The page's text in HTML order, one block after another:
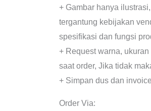
+ Gambar hanya
tergantung kebijakan
spesifikasi dan fungsi
+ Request warna,
saat order, Jika tidak
+ Simpan dus dan
Order Via: